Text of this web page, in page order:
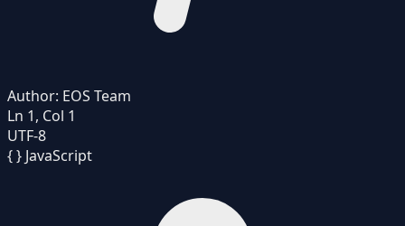
Author: EOS Team
Ln 1, Col 1
UTF-8
{ } JavaScript